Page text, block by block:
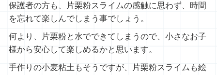
保護者の方も、片栗粉スライムの感触に思わず、時間
を忘れて楽しんでしまう事でしょう。
何より、片栗粉と水でできてしまうので、小さなお子
様から安心して楽しめるかと思います。
手作りの小麦粘土もそうですが、片栗粉スライムも絵